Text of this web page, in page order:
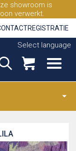
showroom is
verwerkt.
REGISTRATIE
Select language